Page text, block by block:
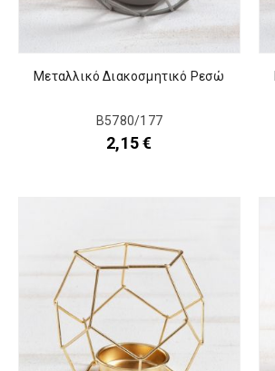
Μεταλλικό Διακοσμητικό Ρεσώ
Β5780/177
2,15€